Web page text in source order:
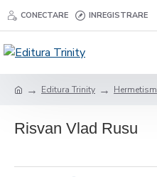
CONECTARE INREGISTRARE
Editura Trinity Hermetism
Risvan Vlad Rusu